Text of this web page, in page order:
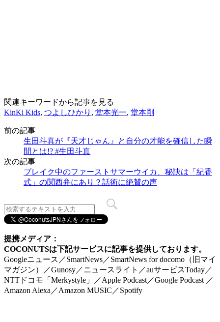
関連キーワードから記事を見る
KinKi Kids, つよしひかり , 堂本光一, 堂本剛
前の記事
生田斗真が『天才じゃん』と自分の才能を確信した瞬
間とは!? #生田斗真
次の記事
ブレイク中のファーストサマーウイカ、秘訣は「紀香
式」の関西弁にあり？話術に絶賛の声
提携メディア：
COCONUTSは下記サービスに記事を提供しております。
Googleニュース／SmartNews／SmartNews for docomo（旧マイ
マガジン）／Gunosy／ニュースライト／auサービスToday／
NTTドコモ「Merkystyle」／Apple Podcast／Google Podcast ／
Amazon Alexa／Amazon MUSIC／Spotify